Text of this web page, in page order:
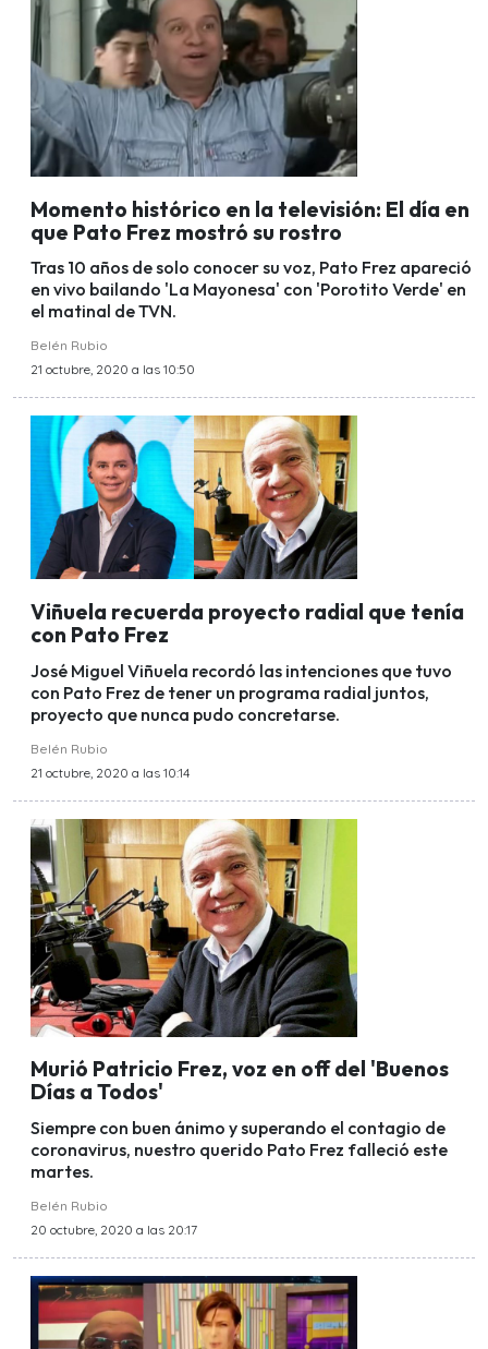
Momento histórico en la televisión: El día en
que Pato Frez mostró su rostro
Tras 10 años de solo conocer su voz, Pato Frez apareció
en vivo bailando 'La Mayonesa' con 'Porotito Verde' en
el matinal de TVN.
Belén Rubio
21 octubre, 2020 a las 10:50
Viñuela recuerda proyecto radial que tenía
con Pato Frez
José Miguel Viñuela recordó las intenciones que tuvo
con Pato Frez de tener un programa radial juntos,
proyecto que nunca pudo concretarse.
Belén Rubio
21 octubre, 2020 a las 10:14
Murió Patricio Frez, voz en off del 'Buenos
Días a Todos'
Siempre con buen ánimo y superando el contagio de
coronavirus, nuestro querido Pato Frez falleció este
martes.
Belén Rubio
20 octubre, 2020 a las 20:17